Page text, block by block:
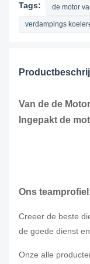
Tags: de motor
verdampings
Van de de
Ingepakt de
Ons
Creeer de beste
de goede dienst
Onze alle